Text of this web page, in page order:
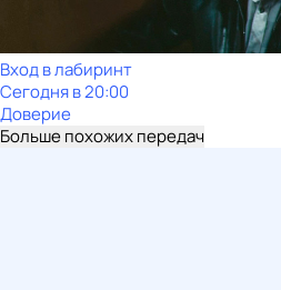
Вход в лабиринт
Сегодня в 20:00
Доверие
Больше похожих передач